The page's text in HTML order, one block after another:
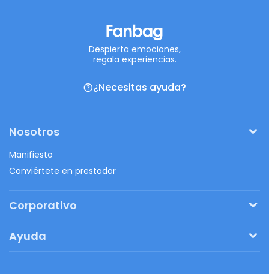
Despierta emociones,
regala experiencias.
¿Necesitas ayuda?
Nosotros
Manifiesto
Conviértete en prestador
Corporativo
Regalos originales
Ayuda